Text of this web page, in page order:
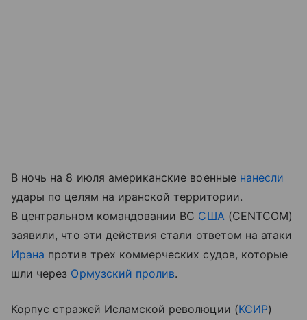
В ночь на 8 июля американские военные нанесли
удары по целям на иранской территории.
В центральном командовании ВС США (CENTCOM)
заявили, что эти действия стали ответом на атаки
Ирана против трех коммерческих судов, которые
шли через Ормузский пролив.
Корпус стражей Исламской революции (КСИР)